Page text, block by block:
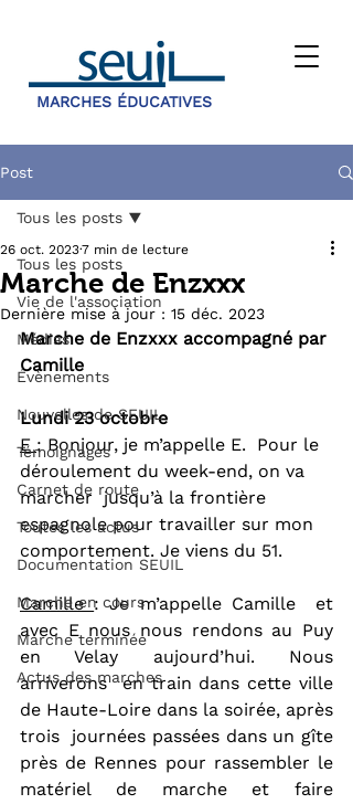
MARCHES ÉDUCATIVES
Post
Tous les posts
Vie de l'association
Médias
Évènements
Nouvelles de SEUIL
Témoignages
Carnet de route
Toutes les actus
Documentation SEUIL
Marche en cours
Marche terminée
Actus des marches
Tous les posts
Marche de Enzxxx
26 oct. 20237 min de lecture
Dernière mise à jour : 15 déc. 2023
Marche de Enzxxx accompagné par
Camille
Lundi 23 octobre
E : Bonjour, je m’appelle E.  Pour le
déroulement du week-end, on va
marcher  jusqu’à la frontière
espagnole pour travailler sur mon
comportement. Je viens du 51.
Camille : Je m’appelle Camille  et
avec E nous nous rendons au Puy
en Velay aujourd’hui. Nous
arriverons  en train dans cette ville
de Haute-Loire dans la soirée, après
trois  journées passées dans un gîte
près de Rennes pour rassembler le
matériel de marche et faire